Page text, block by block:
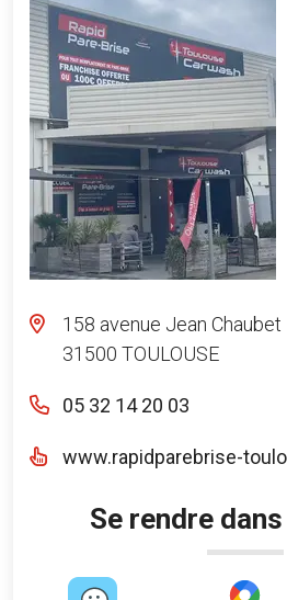
158 avenue Jean Chaubet
31500 TOULOUSE
05 32 14 20 03
www.rapidparebrise-
Se rendre